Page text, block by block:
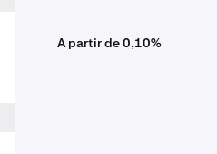
A partir de 0,10%